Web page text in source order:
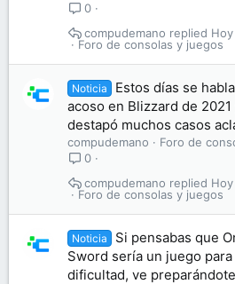
0
Foro de consolas y juegos
compudemano
Noticia
Estos días se
acoso en Blizzard de
destapó muchos casos
compudemano
Foro de
0
Foro de consolas y juegos
compudemano
Noticia
Si pensabas que
Sword sería un juego
dificultad, ve